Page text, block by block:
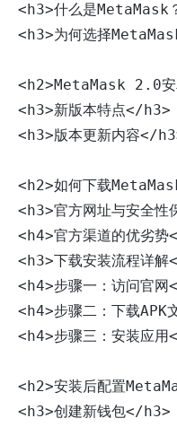
<h3>什么是MetaMask
<h3>为何选择
<h2>MetaMask 2.0安
<h3>新版本特点</h3>
<h3>版本更新内容</
<h2>如何下载
<h3>官方网址与安全
<h4>官方渠道的优劣
<h3>下载安装流程详
<h4>步骤一：访问官
<h4>步骤二：下载APK
<h4>步骤三：安装应
<h2>安装后配置
<h3>创建新钱包</h3>